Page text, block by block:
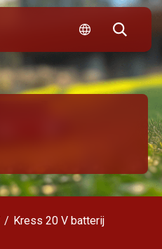
Kress 20 V batterij